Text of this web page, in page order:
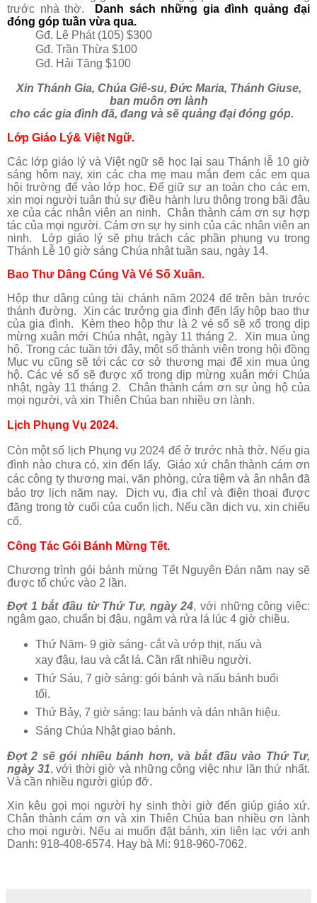
trước nhà thờ.
Danh sách những gia đình quảng đại
đóng góp tuần vừa qua.
Gđ. Lê Phát (105) $300
Gđ. Trần Thừa $100
Gđ. Hải Tăng $100
Xin Thánh Gia, Chúa Giê-su, Đức Maria, Thánh Giuse,
ban muôn ơn lành
cho các gia đình đã, đang và sẽ quảng đại đóng góp.
Lớp Giáo Lý& Việt Ngữ.
Các lớp giáo lý và Việt ngữ sẽ học lại sau Thánh lễ 10 giờ
sáng hôm nay, xin các cha mẹ mau mắn đem các em qua
hội trường để vào lớp học. Để giữ sự an toàn cho các em,
xin mọi người tuân thủ sự điều hành lưu thông trong bãi đậu
xe của các nhân viên an ninh. Chân thành cám ơn sự hợp
tác của mọi người. Cám ơn sự hy sinh của các nhân viên an
ninh. Lớp giáo lý sẽ phụ trách các phần phụng vụ trong
Thánh Lễ 10 giờ sáng Chúa nhật tuần sau, ngày 14.
Bao Thư Dâng Cúng Và Vé Số Xuân.
Hộp thư dâng cúng tài chánh năm 2024 để trên bàn trước
thánh đường. Xin các trưởng gia đình đến lấy hộp bao thư
của gia đình. Kèm theo hộp thư là 2 vé số sẽ xổ trong dịp
mừng xuân mới Chúa nhật, ngày 11 tháng 2. Xin mua ủng
hộ. Trong các tuần tới đây, một số thành viên trong hội đồng
Mục vụ cũng sẽ tới các cơ sở thương mại để xin mua ủng
hộ. Các vé số sẽ được xổ trong dịp mừng xuân mới Chúa
nhật, ngày 11 tháng 2. Chân thành cám ơn sự ủng hộ của
mọi người, và xin Thiên Chúa ban nhiều ơn lành.
Lịch Phụng Vụ 2024.
Còn một số lịch Phụng vụ 2024 để ở trước nhà thờ. Nếu gia
đình nào chưa có, xin đến lấy. Giáo xứ chân thành cám ơn
các công ty thương mại, văn phòng, cửa tiệm và ân nhân đã
bảo trợ lịch năm nay. Dịch vụ, địa chỉ và điện thoại được
đăng trong tờ cuối của cuốn lịch. Nếu cần dịch vụ, xin chiếu
cố.
Công Tác Gói Bánh Mừng Tết.
Chương trình gói bánh mừng Tết Nguyên Đán năm nay sẽ
được tổ chức vào 2 lần.
Đợt 1 bắt đầu từ Thứ Tư, ngày 24, với những công việc:
ngâm gạo, chuẩn bị đậu, ngâm và rửa lá lúc 4 giờ chiều.
Thứ Năm- 9 giờ sáng- cắt và ướp thịt, nấu và
xay đậu, lau và cắt lá. Cần rất nhiều người.
Thứ Sáu, 7 giờ sáng: gói bánh và nấu bánh buổi
tối.
Thứ Bảy, 7 giờ sáng: lau bánh và dán nhãn hiệu.
Sáng Chúa Nhật giao bánh.
Đợt 2 sẽ gói nhiều bánh hơn, và bắt đầu vào Thứ Tư,
ngày 31, với thời giờ và những công việc như lần thứ nhất.
Và cần nhiều người giúp đỡ.
Xin kêu gọi mọi người hy sinh thời giờ đến giúp giáo xứ.
Chân thành cám ơn và xin Thiên Chúa ban nhiều ơn lành
cho mọi người. Nếu ai muốn đặt bánh, xin liên lạc với anh
Danh: 918-408-6574. Hay bà Mi: 918-960-7062.